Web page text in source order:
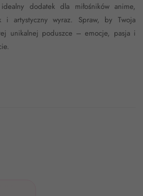
dodatek dla miłośników anime,
i artystyczny wyraz. Spraw, by Twoja
unikalnej poduszce – emocje, pasja i